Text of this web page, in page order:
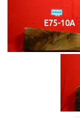
E75-10A